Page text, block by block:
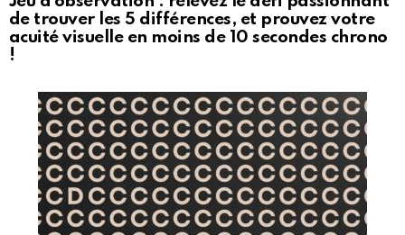
de trouver les 5 différences, et prouvez votre
acuité visuelle en moins de 10 secondes chrono
!